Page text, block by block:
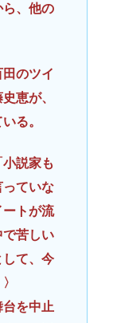
ら、他の
のツイ
恵が、
る。
小説家も
ていな
ートが流
苦しい
して、今
台を中止